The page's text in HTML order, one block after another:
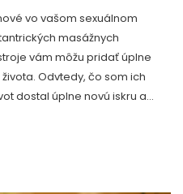
vo vašom sexuálnom
masážnych
vám môžu pridať úplne
Odvtedy, čo som ich
dostal úplne novú iskru a
o tom, ako tieto pomôcky